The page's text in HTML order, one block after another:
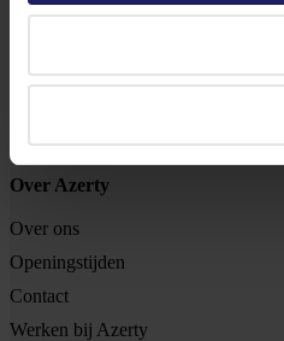
Bestellen
Bezorgen
Garantie & reparatie
Over Azerty
Over ons
Openingstijden
Contact
Werken bij Azerty